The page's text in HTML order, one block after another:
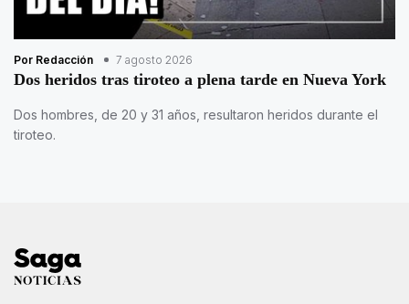
Por Redacción 7 agosto 2026
Dos heridos tras tiroteo a plena tarde en Nueva York
Dos hombres, de 20 y 31 años, resultaron heridos durante el
tiroteo.